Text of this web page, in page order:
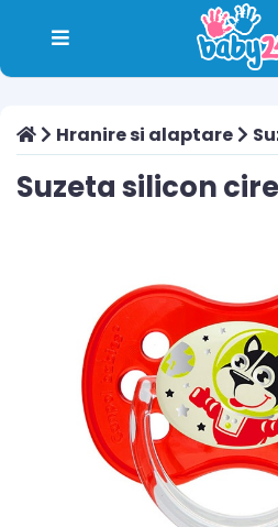
Hranire si alaptare
Suzeta silicon